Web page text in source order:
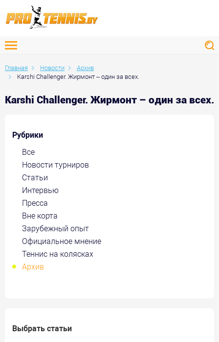
Главная Новости
Архив
Karshi Challenger. Жирмонт – один за всех.
Karshi Challenger. Жирмонт – один за всех.
Рубрики
Все
Новости турниров
Статьи
Интервью
Пресса
Вне корта
Зарубежный опыт
Официальное мнение
Теннис на колясках
Архив
Выбрать статьи